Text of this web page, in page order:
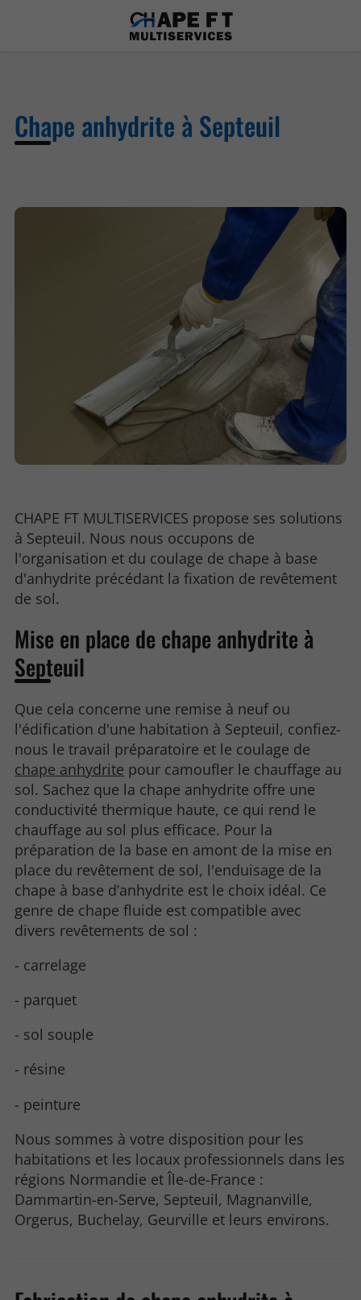
Chape anhydrite à Septeuil
CHAPE FT MULTISERVICES propose ses solutions
à Septeuil. Nous nous occupons de
l'organisation et du coulage de chape à base
d'anhydrite précédant la fixation de revêtement
de sol.
Mise en place de chape anhydrite à
Septeuil
Que cela concerne une remise à neuf ou
l'édification d'une habitation à Septeuil, confiez-
nous le travail préparatoire et le coulage de
chape anhydrite pour camoufler le chauffage au
sol. Sachez que la chape anhydrite offre une
conductivité thermique haute, ce qui rend le
chauffage au sol plus efficace. Pour la
préparation de la base en amont de la mise en
place du revêtement de sol, l'enduisage de la
chape à base d’anhydrite est le choix idéal. Ce
genre de chape fluide est compatible avec
divers revêtements de sol :
- carrelage
- parquet
- sol souple
- résine
- peinture
Nous sommes à votre disposition pour les
habitations et les locaux professionnels dans les
régions Normandie et Île-de-France :
Dammartin-en-Serve, Septeuil, Magnanville,
Orgerus, Buchelay, Geurville et leurs environs.